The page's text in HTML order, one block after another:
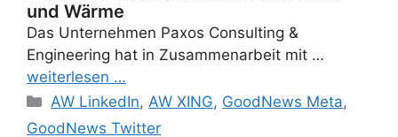
und Wärme
Das Unternehmen Paxos Consulting &
Engineering hat in Zusammenarbeit mit …
weiterlesen …
Categories
AW LinkedIn, AW XING, GoodNews Meta,
GoodNews Twitter